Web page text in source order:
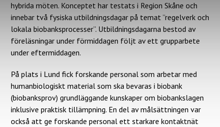
hybrida möten. Konceptet har testats i Region Skåne och
innebar två fysiska utbildningsdagar på temat ”regelverk och
lokala biobanksprocesser”. Utbildningsdagarna bestod av
föreläsningar under förmiddagen följt av ett grupparbete
under eftermiddagen.
På plats i Lund fick forskande personal som arbetar med
humanbiologiskt material som ska bevaras i biobank
(biobanksprov) grundläggande kunskaper om biobankslagen
inklusive praktisk tillämpning. En del av målsättningen var
också att ge forskande personal ett starkare kontaktnät